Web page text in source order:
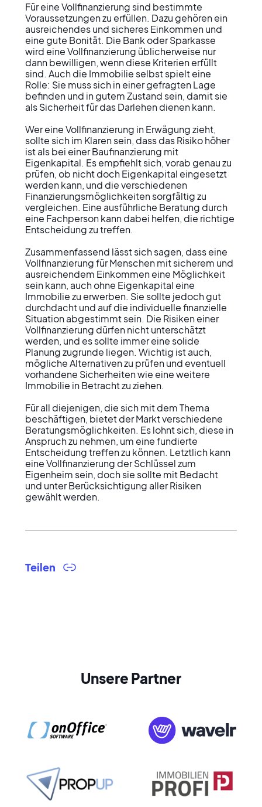
Für eine Vollfinanzierung sind bestimmte
Voraussetzungen zu erfüllen. Dazu gehören ein
ausreichendes und sicheres Einkommen und
eine gute Bonität. Die Bank oder Sparkasse
wird eine Vollfinanzierung üblicherweise nur
dann bewilligen, wenn diese Kriterien erfüllt
sind. Auch die Immobilie selbst spielt eine
Rolle: Sie muss sich in einer gefragten Lage
befinden und in gutem Zustand sein, damit sie
als Sicherheit für das Darlehen dienen kann.
Wer eine Vollfinanzierung in Erwägung zieht,
sollte sich im Klaren sein, dass das Risiko höher
ist als bei einer Baufinanzierung mit
Eigenkapital. Es empfiehlt sich, vorab genau zu
prüfen, ob nicht doch Eigenkapital eingesetzt
werden kann, und die verschiedenen
Finanzierungsmöglichkeiten sorgfältig zu
vergleichen. Eine ausführliche Beratung durch
eine Fachperson kann dabei helfen, die richtige
Entscheidung zu treffen.
Zusammenfassend lässt sich sagen, dass eine
Vollfinanzierung für Menschen mit sicherem und
ausreichendem Einkommen eine Möglichkeit
sein kann, auch ohne Eigenkapital eine
Immobilie zu erwerben. Sie sollte jedoch gut
durchdacht und auf die individuelle finanzielle
Situation abgestimmt sein. Die Risiken einer
Vollfinanzierung dürfen nicht unterschätzt
werden, und es sollte immer eine solide
Planung zugrunde liegen. Wichtig ist auch,
mögliche Alternativen zu prüfen und eventuell
vorhandene Sicherheiten wie eine weitere
Immobilie in Betracht zu ziehen.
Für all diejenigen, die sich mit dem Thema
beschäftigen, bietet der Markt verschiedene
Beratungsmöglichkeiten. Es lohnt sich, diese in
Anspruch zu nehmen, um eine fundierte
Entscheidung treffen zu können. Letztlich kann
eine Vollfinanzierung der Schlüssel zum
Eigenheim sein, doch sie sollte mit Bedacht
und unter Berücksichtigung aller Risiken
gewählt werden.
Teilen
Unsere Partner